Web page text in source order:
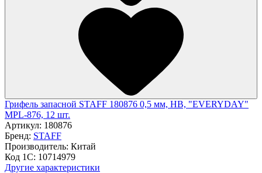
Грифель запасной STAFF 180876 0,5 мм, HB, "EVERYDAY"
MPL-876, 12 шт.
Артикул: 180876
Бренд: STAFF
Производитель: Китай
Код 1С: 10714979
Другие характеристики